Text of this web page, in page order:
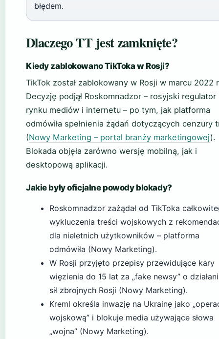
błędem.
Dlaczego TT jest zamknięte?
Kiedy zablokowano TikToka w Rosji?
TikTok został zablokowany w Rosji w marcu 2022
Decyzję podjął Roskomnadzor – rosyjski regulator
rynku mediów i internetu – po tym, jak platforma
odmówiła spełnienia żądań dotyczących cenzury
(Nowy Marketing – portal branży marketingowej).
Blokada objęła zarówno wersję mobilną, jak i
desktopową aplikacji.
Jakie były oficjalne powody blokady?
Roskomnadzor zażądał od TikToka
wykluczenia treści wojskowych z
dla nieletnich użytkowników – platforma
odmówiła (Nowy Marketing).
W Rosji przyjęto przepisy przewidujące kary
więzienia do 15 lat za „fake newsy” o
sił zbrojnych Rosji (Nowy Marketing).
Kreml określa inwazję na Ukrainę jako
wojskową” i blokuje media używające słowa
„wojna” (Nowy Marketing).